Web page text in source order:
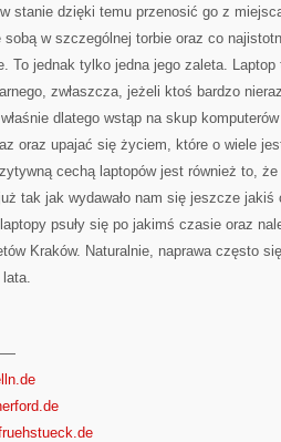
stanie dzięki temu przenosić go z
w szczególnej torbie oraz co
To jednak tylko jedna jego zaleta. Laptop
zwłaszcza, jeżeli ktoś bardzo
dlatego wstąp na skup
oraz upajać się życiem, które o wiele
cechą laptopów jest również to,
tak jak wydawało nam się jeszcze
psuły się po jakimś czasie oraz
Kraków. Naturalnie, naprawa często